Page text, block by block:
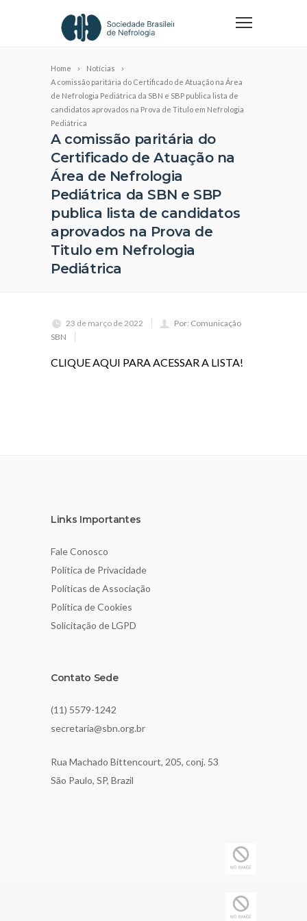
Home
Notícias
A comissão paritária do Certificado de Atuação na Área
de Nefrologia Pediátrica da SBN e SBP publica lista de
candidatos aprovados na Prova de Titulo em Nefrologia
Pediátrica
A comissão paritária do
Certificado de Atuação na
Área de Nefrologia
Pediátrica da SBN e SBP
publica lista de candidatos
aprovados na Prova de
Titulo em Nefrologia
Pediátrica
23 de março de 2022
Por: Comunicação
SBN
CLIQUE AQUI PARA ACESSAR A LISTA!
Links Importantes
Fale Conosco
Política de Privacidade
Políticas de Associação
Política de Cookies
Solicitação de LGPD
Contato Sede
(11) 5579-1242
secretaria@sbn.org.br
Rua Machado Bittencourt, 205, conj. 53
São Paulo, SP, Brazil